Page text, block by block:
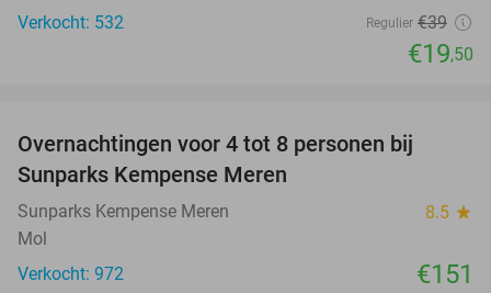
Verkocht: 532
Regulier €39
€19,50
Overnachtingen voor 4 tot 8 personen bij
Sunparks Kempense Meren
Sunparks Kempense Meren 8.5 star
Mol
Verkocht: 972
€151